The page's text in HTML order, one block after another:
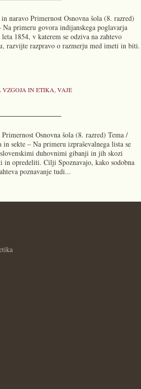
naravo Primernost Osnovna šola (8. razred)
primeru govora indijanskega poglavarja
1854, v katerem se odziva na zahtevo
razvijte razpravo o razmerju med imeti in biti.
VZGOJA IN ETIKA, VAJE
Osnovna šola (8. razred) Tema /
sekte – Na primeru izpraševalnega lista se
duhovnimi gibanji in jih skozi
in opredeliti. Cilji Spoznavajo, kako sodobna
poznavanje tudi...